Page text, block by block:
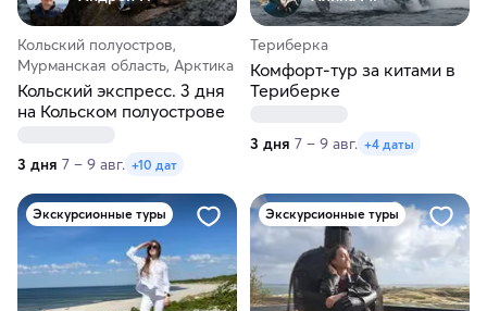
Кольский полуостров,
Мурманская область, Арктика
Кольский экспресс. 3 дня
на Кольском полуострове
3 дня 7 – 9 авг. +10 дат
Териберка
Комфорт-тур за китами в
Териберке
3 дня 7 – 9 авг. +4 даты
Экскурсионные туры Экскурсионные туры